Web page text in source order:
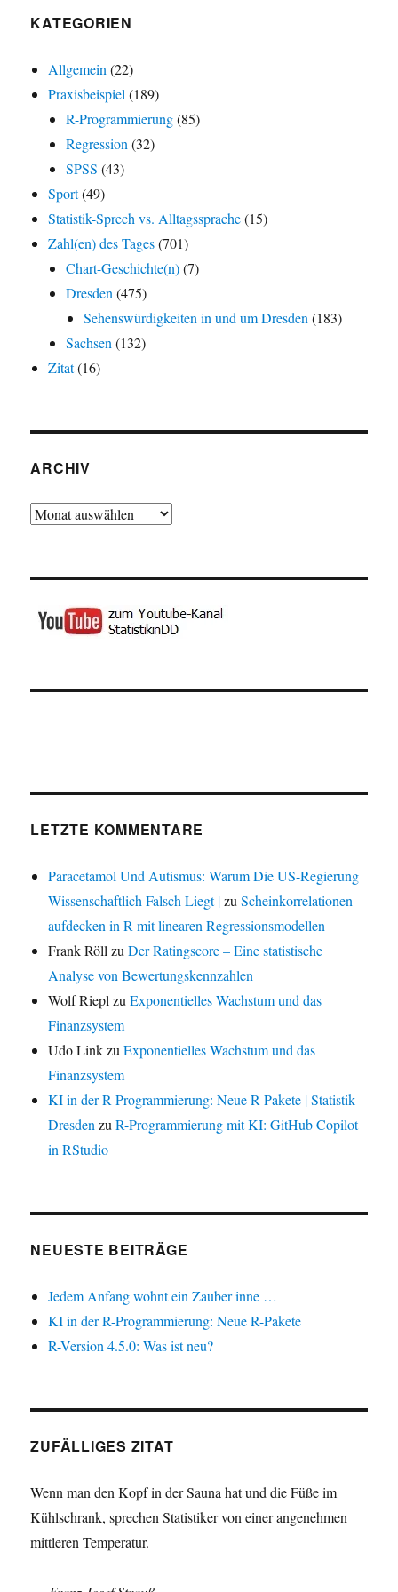
KATEGORIEN
Allgemein (22)
Praxisbeispiel (189)
R-Programmierung(85)
Regression (32)
SPSS (43)
Sport(49)
Statistik-Sprech vs. Alltagssprache(15)
Zahl(en) des Tages(701)
Chart-Geschichte(n)(7)
Dresden (475)
Sehenswürdigkeiten in und um Dresden (183)
Sachsen (132)
Zitat(16)
ARCHIV
Archiv
LETZTE KOMMENTARE
Paracetamol Und Autismus: Warum Die US-Regierung
Wissenschaftlich Falsch Liegt |zuScheinkorrelationen
aufdecken in R mit linearen Regressionsmodellen
Frank Röll zuDer Ratingscore – Eine statistische
Analyse von Bewertungskennzahlen
Wolf Riepl zuExponentielles Wachstum und das
Finanzsystem
Udo LinkzuExponentielles Wachstum und das
Finanzsystem
KI in der R-Programmierung: Neue R-Pakete | Statistik
Dresden zuR-Programmierung mit KI: GitHub Copilot
in RStudio
NEUESTE BEITRÄGE
Jedem Anfang wohnt ein Zauber inne …
KI in der R-Programmierung: Neue R-Pakete
R-Version 4.5.0: Was ist neu?
ZUFÄLLIGES ZITAT
Wenn man den Kopf in der Sauna hat und die Füße im
Kühlschrank, sprechen Statistiker von einer angenehmen
mittleren Temperatur.